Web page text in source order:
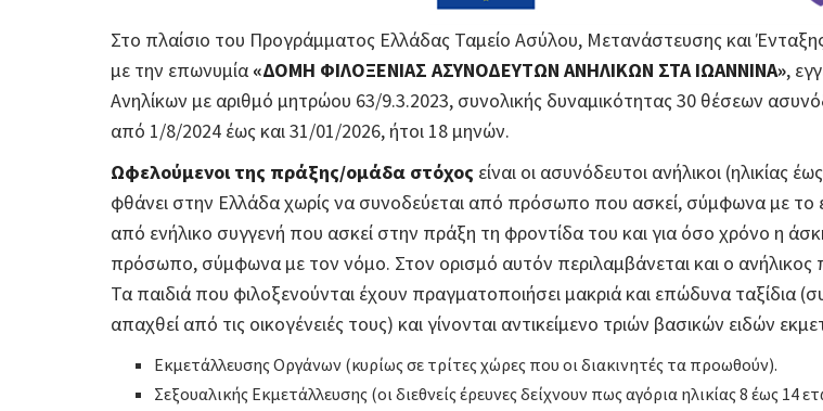
Στο πλαίσιο του Προγράμματος Ελλάδας Ταμείο Ασύλου, Μετανάστευσης και
με την επωνυμία«ΔΟΜΗ ΦΙΛΟΞΕΝΙΑΣ ΑΣΥΝΟΔΕΥΤΩΝ ΑΝΗΛΙΚΩΝ ΣΤΑ ΙΩΑΝΝΙΝΑ»,
Ανηλίκων με αριθμό μητρώου 63/9.3.2023, συνολικής δυναμικότητας 30 θέσεων
από 1/8/2024 έως και 31/01/2026, ήτοι 18 μηνών.
Ωφελούμενοι της πράξης/ομάδα στόχος είναι οι ασυνόδευτοι ανήλικοι (ηλικίας
φθάνει στην Ελλάδα χωρίς να συνοδεύεται από πρόσωπο που ασκεί, σύμφωνα με το
από ενήλικο συγγενή που ασκεί στην πράξη τη φροντίδα του και για όσο χρόνο η
πρόσωπο, σύμφωνα με τον νόμο. Στον ορισμό αυτόν περιλαμβάνεται και ο
Τα παιδιά που φιλοξενούνται έχουν πραγματοποιήσει μακριά και επώδυνα ταξίδια
απαχθεί από τις οικογένειές τους) και γίνονται αντικείμενο τριών βασικών ειδών
Εκμετάλλευσης Οργάνων (κυρίως σε τρίτες χώρες που οι διακινητές τα προωθούν).
Σεξουαλικής Εκμετάλλευσης (οι διεθνείς έρευνες δείχνουν πως αγόρια ηλικίας 8 έως